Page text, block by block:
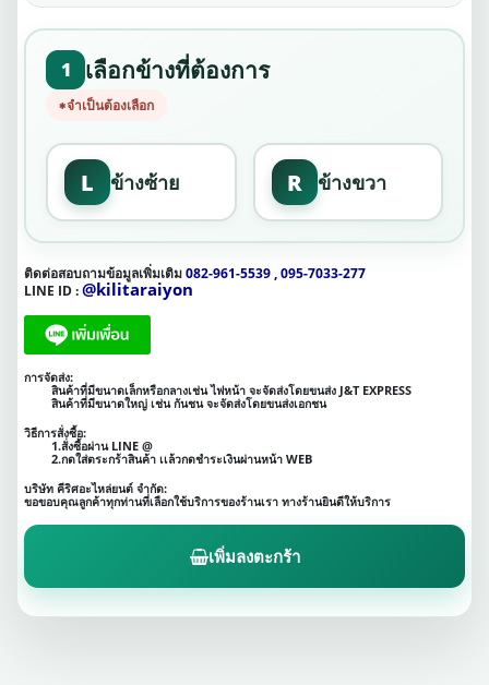
1 เลือกข้างที่ต้องการ
จำเป็นต้องเลือก
L ข้างซ้าย R ข้างขวา
ติดต่อสอบถามข้อมูลเพิ่มเติม082-961-5539 , 095-7033-277
LINE ID :@kilitaraiyon
การจัดส่ง:
สินค้าที่มีขนาดเล็กหรือกลางเช่น ไฟหน้า จะจัดส่งโดยขนส่ง J&T EXPRESS
สินค้าที่มีขนาดใหญ่ เช่น กันชน จะจัดส่งโดยขนส่งเอกชน
วิธีการสั่งซื้อ:
1.สั่งซื้อผ่าน LINE @
2.กดใส่ตระกร้าสินค้า เเล้วกดชำระเงินผ่านหน้า WEB
บริษัท คีริศอะไหล่ยนต์ จำกัด:
ขอขอบคุณลูกค้าทุกท่านที่เลือกใช้บริการของร้านเรา ทางร้านยินดีให้บริการ
เพิ่มลงตะกร้า